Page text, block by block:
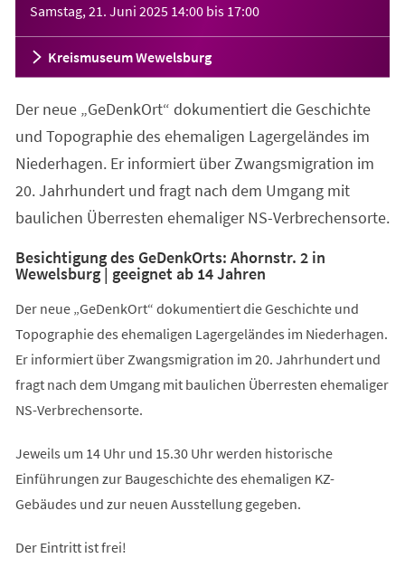
Samstag, 21. Juni 2025 14:00 bis 17:00
Kreismuseum Wewelsburg
Der neue „GeDenkOrt“ dokumentiert die Geschichte
und Topographie des ehemaligen Lagergeländes im
Niederhagen. Er informiert über Zwangsmigration im
20. Jahrhundert und fragt nach dem Umgang mit
baulichen Überresten ehemaliger NS-Verbrechensorte.
Besichtigung des GeDenkOrts: Ahornstr. 2 in
Wewelsburg | geeignet ab 14 Jahren
Der neue „GeDenkOrt“ dokumentiert die Geschichte und
Topographie des ehemaligen Lagergeländes im Niederhagen.
Er informiert über Zwangsmigration im 20. Jahrhundert und
fragt nach dem Umgang mit baulichen Überresten ehemaliger
NS-Verbrechensorte.
Jeweils um 14 Uhr und 15.30 Uhr werden historische
Einführungen zur Baugeschichte des ehemaligen KZ-
Gebäudes und zur neuen Ausstellung gegeben.
Der Eintritt ist frei!